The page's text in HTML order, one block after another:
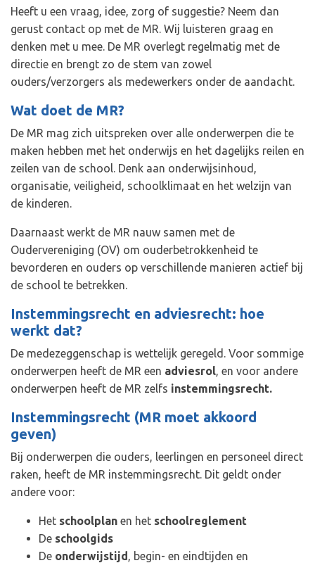
Heeft u een vraag, idee, zorg of suggestie? Neem dan
gerust contact op met de MR. Wij luisteren graag en
denken met u mee. De MR overlegt regelmatig met de
directie en brengt zo de stem van zowel
ouders/verzorgers als medewerkers onder de aandacht.
Wat doet de MR?
De MR mag zich uitspreken over alle onderwerpen die te
maken hebben met het onderwijs en het dagelijks reilen en
zeilen van de school. Denk aan onderwijsinhoud,
organisatie, veiligheid, schoolklimaat en het welzijn van
de kinderen.
Daarnaast werkt de MR nauw samen met de
Oudervereniging (OV) om ouderbetrokkenheid te
bevorderen en ouders op verschillende manieren actief bij
de school te betrekken.
Instemmingsrecht en adviesrecht: hoe
werkt dat?
De medezeggenschap is wettelijk geregeld. Voor sommige
onderwerpen heeft de MR een adviesrol, en voor andere
onderwerpen heeft de MR zelfs instemmingsrecht.
Instemmingsrecht (MR moet akkoord
geven)
Bij onderwerpen die ouders, leerlingen en personeel direct
raken, heeft de MR instemmingsrecht. Dit geldt onder
andere voor:
Het schoolplan en het schoolreglement
De schoolgids
De onderwijstijd, begin- en eindtijden en